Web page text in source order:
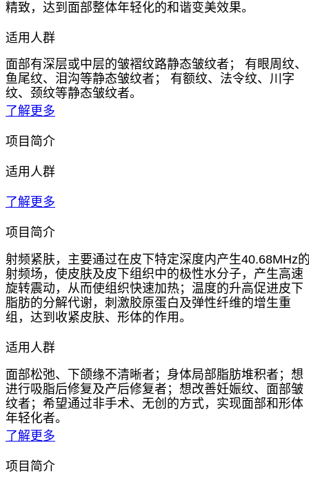
精致，达到面部整体年轻化的和谐变美效果。
适用人群
面部有深层或中层的皱褶纹路静态皱纹者； 有眼周纹、
鱼尾纹、泪沟等静态皱纹者； 有额纹、法令纹、川字
纹、颈纹等静态皱纹者。
了解更多
项目简介
适用人群
了解更多
项目简介
射频紧肤，主要通过在皮下特定深度内产生40.68MHz
射频场，使皮肤及皮下组织中的极性水分子，产生高速
旋转震动，从而使组织快速加热；温度的升高促进皮下
脂肪的分解代谢，刺激胶原蛋白及弹性纤维的增生重
组，达到收紧皮肤、形体的作用。
适用人群
面部松弛、下颌缘不清晰者；身体局部脂肪堆积者；想
进行吸脂后修复及产后修复者；想改善妊娠纹、面部皱
纹者；希望通过非手术、无创的方式，实现面部和形体
年轻化者。
了解更多
项目简介